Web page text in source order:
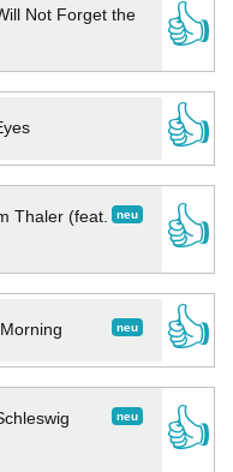
Not Forget the
👍
👍
neu
Thaler (feat.
👍
neu
👍
neu
👍